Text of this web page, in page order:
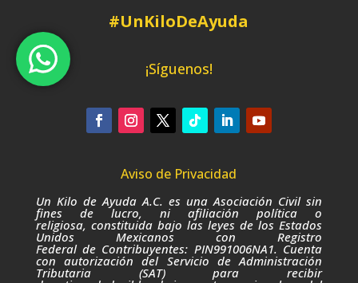
#UnKiloDeAyuda
¡Síguenos!
Aviso de Privacidad
Un Kilo de Ayuda A.C. es una Asociación Civil sin
fines de lucro, ni afiliación política o
religiosa, constituida bajo las leyes de los Estados
Unidos Mexicanos con Registro
Federal de Contribuyentes: PIN991006NA1. Cuenta
con autorización del Servicio de Administración
Tributaria (SAT) para recibir